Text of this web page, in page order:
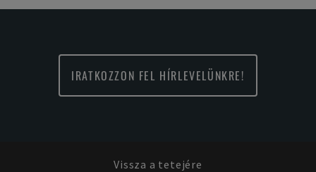
IRATKOZZON FEL HÍRLEVELÜNKRE!
Vissza a tetejére